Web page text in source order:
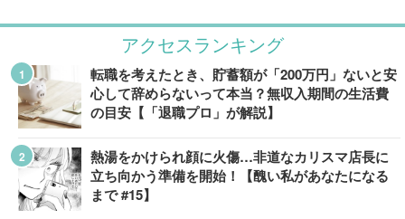
アクセスランキング
転職を考えたとき、貯蓄額が「200万円」ないと安
心して辞めらないって本当？無収入期間の生活費
の目安【「退職プロ」が解説】
熱湯をかけられ顔に火傷…非道なカリスマ店長に
立ち向かう準備を開始！【醜い私があなたになる
まで #15】